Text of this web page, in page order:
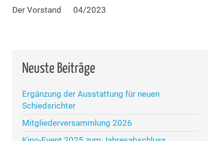
Der Vorstand 04/2023
Neuste Beiträge
Ergänzung der Ausstattung für neuen
Schiedsrichter
Mitgliederversammlung 2026